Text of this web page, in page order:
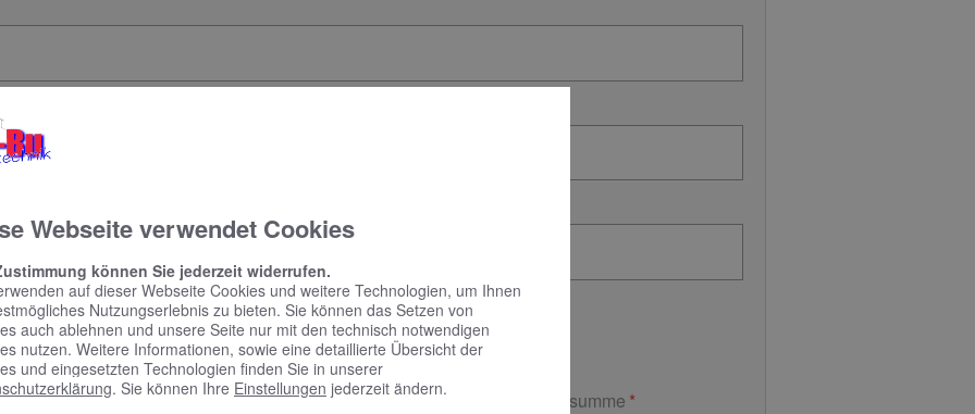
Angebot:
auf Ihrem Angebot.)
Belegnummer Datum des Angebots Auftragssumme
Webseite verwendet Cookies
können Sie jederzeit widerrufen.
auf dieser Webseite Cookies und weitere Technologien, um Ihnen
Nutzungserlebnis zu bieten. Sie können das Setzen von
auch ablehnen und unsere Seite nur mit den technisch notwendigen
nutzen. Weitere Informationen, sowie eine detaillierte Übersicht der
und eingesetzten Technologien finden Sie in unserer
. Sie können Ihre Einstellungen jederzeit ändern.